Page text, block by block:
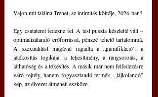
Vajon mit találna Trenet, az intimitás költője, 2026-ban?
Egy csatateret fedezne fel. A test puszta készletté vált –
optimalizálandó erőforrássá, pénzzé tehető tartalommá.
A szexualitást magával ragadta a „gamifikáció”, a
játékosítás logikája: a teljesítmény, a rangsorolás, a
láthatóság és a tőkésítés. A másik már nem felfedezésre
váró rejtély, hanem fogyasztandó termék, „lájkolandó”
kép, az élvezet átmeneti eszköze.